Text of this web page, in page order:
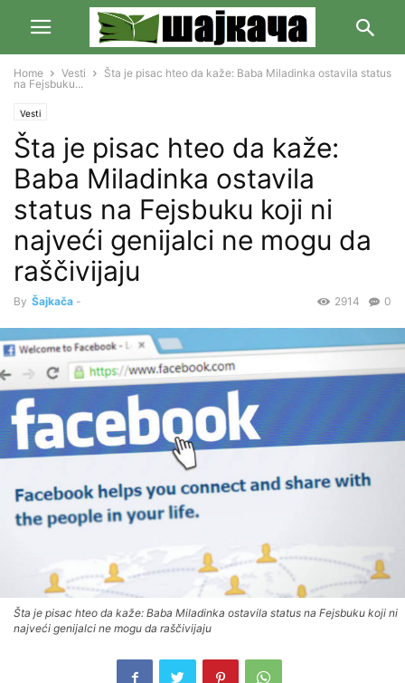
Home Vesti
Šta je pisac hteo da kaže: Baba Miladinka ostavila status
na Fejsbuku...
Vesti
Šta je pisac hteo da kaže:
Baba Miladinka ostavila
status na Fejsbuku koji ni
najveći genijalci ne mogu da
raščivijaju
By Šajkača - 0
2914
Šta je pisac hteo da kaže: Baba Miladinka ostavila status na Fejsbuku koji ni
najveći genijalci ne mogu da raščivijaju